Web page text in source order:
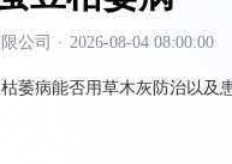
公司 · 2026-08-04 08:00:00
萎病能否用草木灰防治以及